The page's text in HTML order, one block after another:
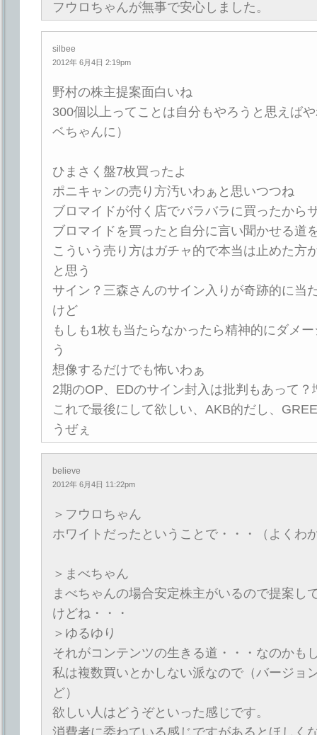
フウロちゃんが無事で安心しました。
silbee
2012年 6月4日 2:19pm
野村の株主提案面白いね
300個以上ってことは自分もやろうと思えば
ベちゃんに）
ひまさく盤7枚買ったよ
ポニキャンの売り方汚いわぁと思いつつね
ブロマイドが付く店でバラバラに買ったから
ブロマイドを買ったと自分に言い聞かせる道
こういう売り方はガチャ的で本当は止めた方
と思う
サイン？三森さんのサイン入りが奇跡的に当
けど
もしも1枚も当たらなかったら精神的にダメ
う
想像するだけでも怖いわぁ
2期のOP、EDのサイン封入は批判もあって？
これで最後にして欲しい、AKB的だし、
うぜぇ
believe
2012年 6月4日 11:22pm
＞フウロちゃん
ホワイトだったということで・・・（よくわ
＞まべちゃん
まべちゃんの場合安定株主がいるので提案し
けどね・・・
＞ゆるゆり
それがコンテンツの生きる道・・・なのかも
私は複数買いとかしない派なので（バージョ
ど）
欲しい人はどうぞといった感じです。
消費者に委ねている感じですがあるとほしく